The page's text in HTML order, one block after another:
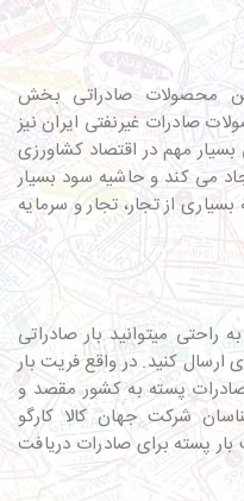
محصولات صادراتی بخش
صادرات غیرنفتی ایران نیز
مهم در اقتصاد کشاورزی
می کند و حاشیه سود بسیار
از تجار، تجار و سرمایه
میتوانید بار صادراتی
کنید. در واقع فریت بار
پسته به کشور مقصد و
شرکت جهان کالا کارگو
بار پسته برای صادرات دریافت